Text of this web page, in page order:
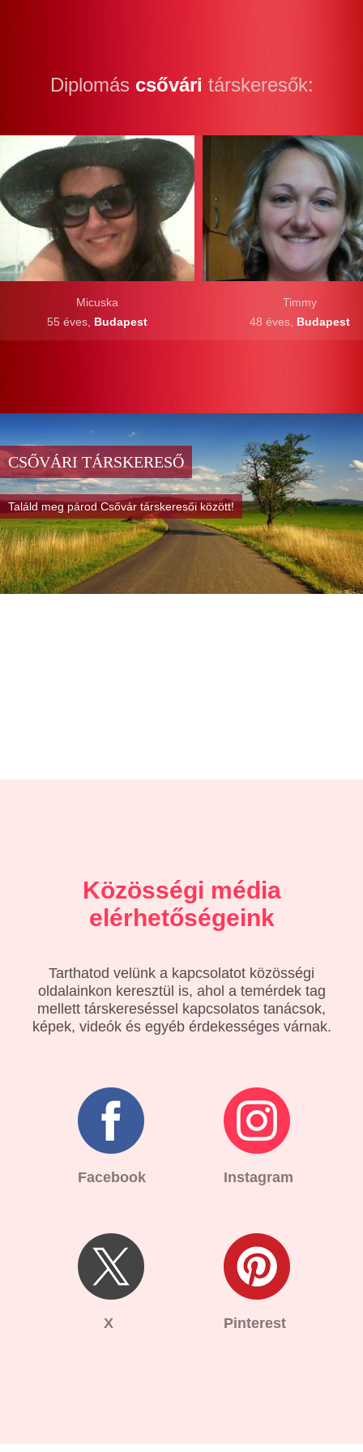
Diplomás csővári társkeresők:
Micuska
55 éves, Budapest
Timmy
48 éves, Budapest
CSŐVÁRI TÁRSKERESŐ
Találd meg párod Csővár társkeresői között!
Közösségi média
elérhetőségeink
Tarthatod velünk a kapcsolatot közösségi
oldalainkon keresztül is, ahol a temérdek tag
mellett társkereséssel kapcsolatos tanácsok,
képek, videók és egyéb érdekességes várnak.
Facebook Instagram
X Pinterest